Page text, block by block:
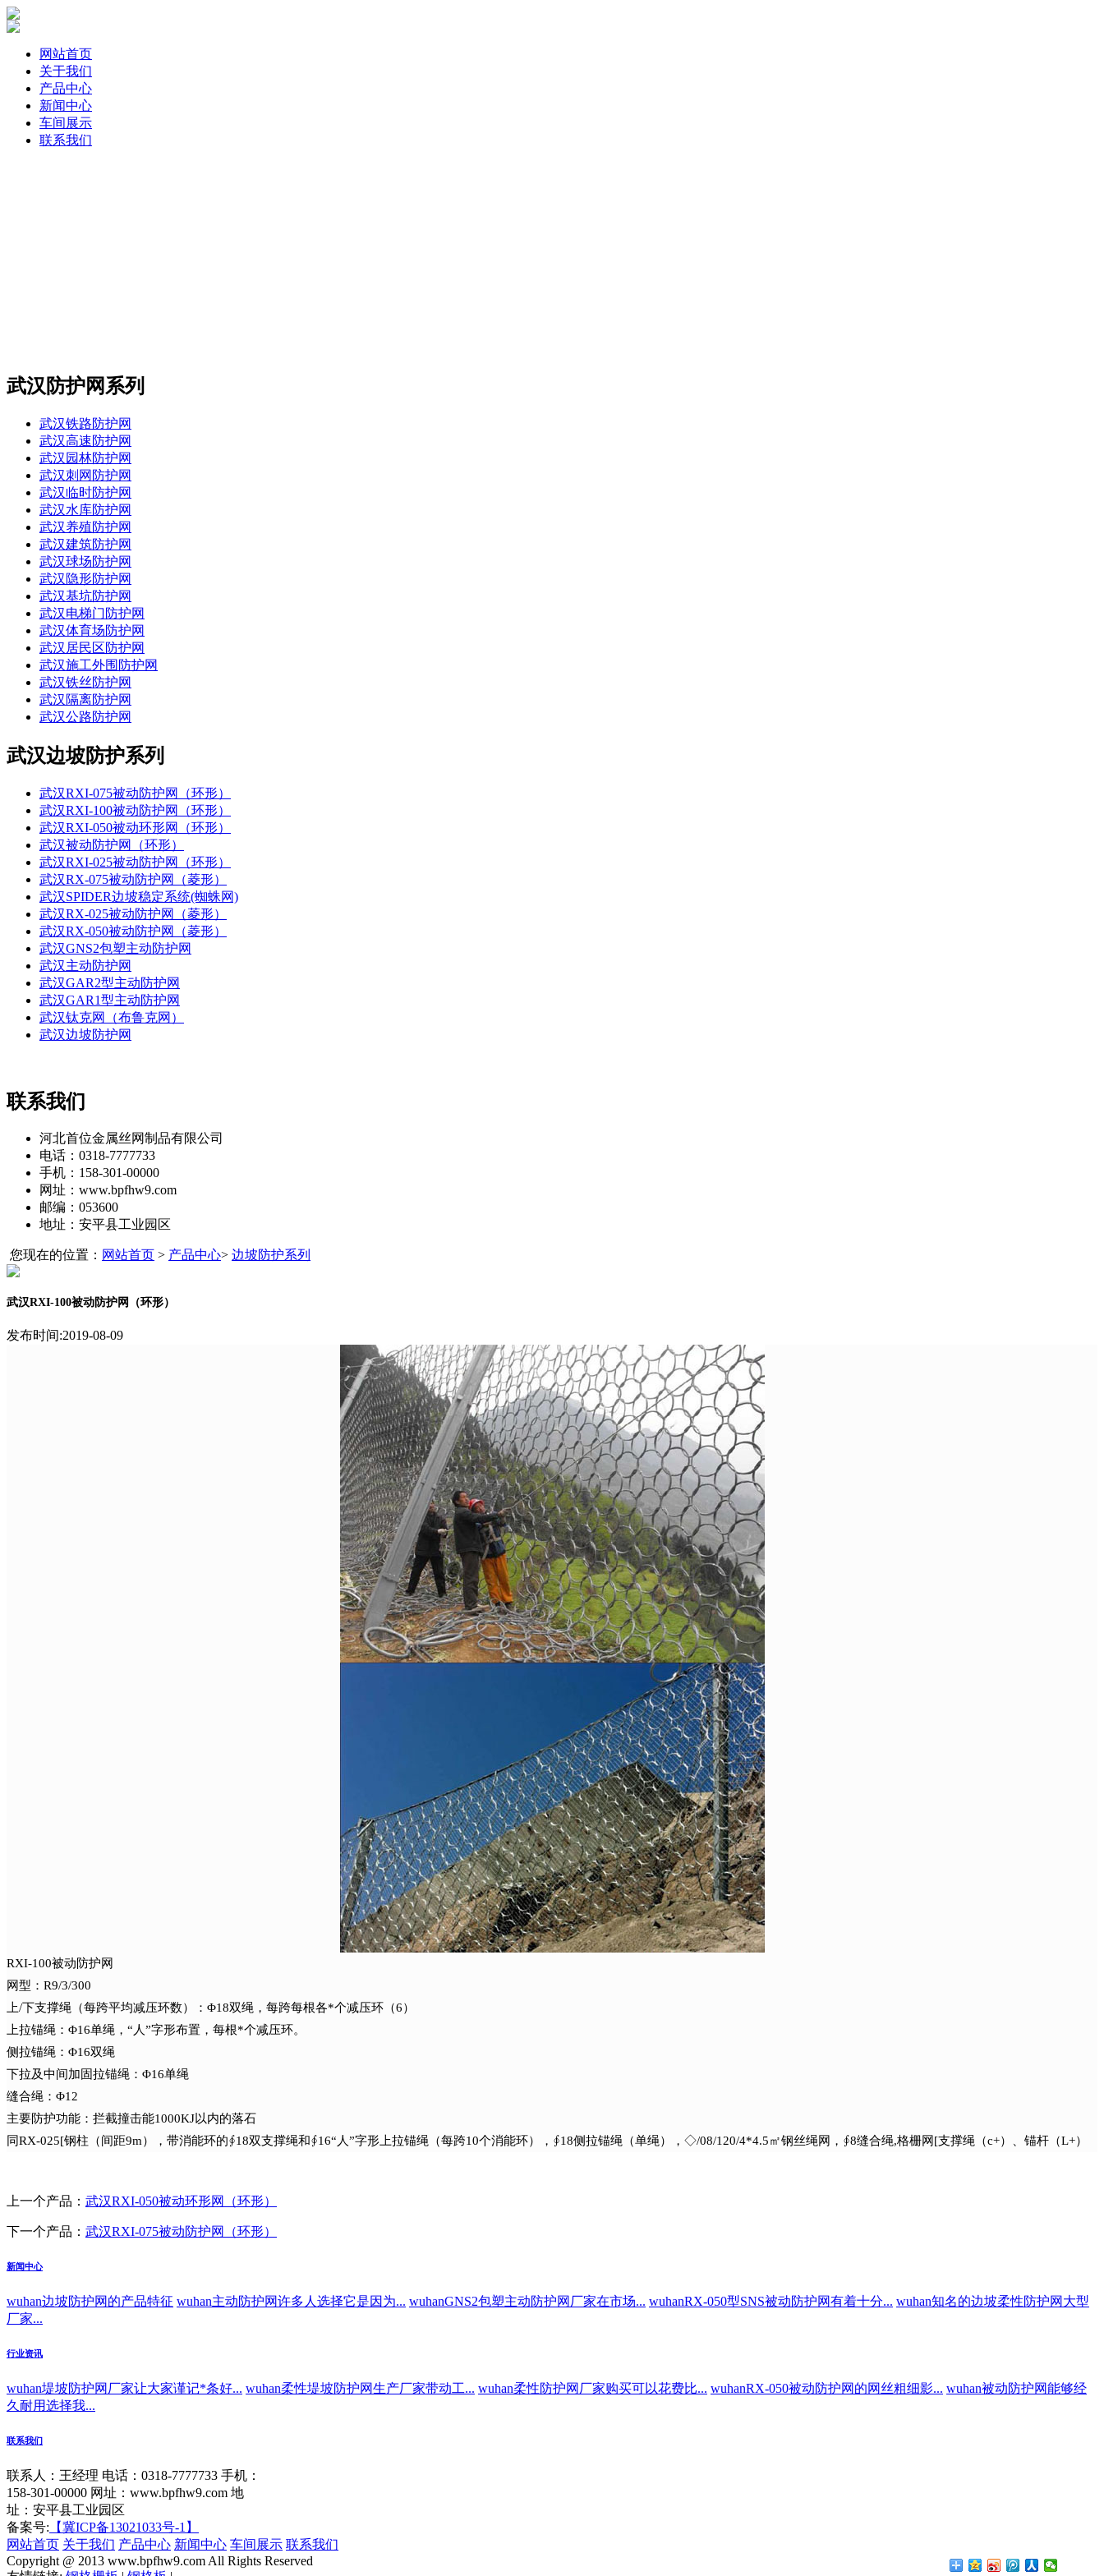
网站首页
关于我们
产品中心
新闻中心
车间展示
联系我们
武汉防护网系列
武汉铁路防护网
武汉高速防护网
武汉园林防护网
武汉刺网防护网
武汉临时防护网
武汉水库防护网
武汉养殖防护网
武汉建筑防护网
武汉球场防护网
武汉隐形防护网
武汉基坑防护网
武汉电梯门防护网
武汉体育场防护网
武汉居民区防护网
武汉施工外围防护网
武汉铁丝防护网
武汉隔离防护网
武汉公路防护网
武汉边坡防护系列
武汉RXI-075被动防护网（环形）
武汉RXI-100被动防护网（环形）
武汉RXI-050被动环形网（环形）
武汉被动防护网（环形）
武汉RXI-025被动防护网（环形）
武汉RX-075被动防护网（菱形）
武汉SPIDER边坡稳定系统(蜘蛛网)
武汉RX-025被动防护网（菱形）
武汉RX-050被动防护网（菱形）
武汉GNS2包塑主动防护网
武汉主动防护网
武汉GAR2型主动防护网
武汉GAR1型主动防护网
武汉钛克网（布鲁克网）
武汉边坡防护网
联系我们
河北首位金属丝网制品有限公司
电话：0318-7777733
手机：158-301-00000
网址：www.bpfhw9.com
邮编：053600
地址：安平县工业园区
您现在的位置： 网站首页 > 产品中心> 边坡防护系列
武汉RXI-100被动防护网（环形）
发布时间:2019-08-09
RXI-100被动防护网
网型：R9/3/300
上/下支撑绳（每跨平均减压环数）：Φ18双绳，每跨每根各*个减压环（6）
上拉锚绳：Φ16单绳，“人”字形布置，每根*个减压环。
侧拉锚绳：Φ16双绳
下拉及中间加固拉锚绳：Φ16单绳
缝合绳：Φ12
主要防护功能：拦截撞击能1000KJ以内的落石
同RX-025[钢柱（间距9m），带消能环的∮18双支撑绳和∮16“人”字形上拉锚绳（每跨10个消能环），∮18侧拉锚绳（单绳），◇/08/120/4*4.5㎡钢丝绳网，∮8缝合绳,格栅网[支撑绳（c+）、锚杆（L+）
上一个产品： 武汉RXI-050被动环形网（环形）
下一个产品： 武汉RXI-075被动防护网（环形）
新闻中心
wuhan边坡防护网的产品特征 wuhan主动防护网许多人选择它是因为... wuhanGNS2包塑主动防护网厂家在市场... wuhanRX-050型SNS被动防护网有着十分... wuhan知名的边坡柔性防护网大型
厂家...
行业资讯
wuhan堤坡防护网厂家让大家谨记*条好... wuhan柔性堤坡防护网生产厂家带动工... wuhan柔性防护网厂家购买可以花费比... wuhanRX-050被动防护网的网丝粗细影... wuhan被动防护网能够经
久耐用选择我...
联系我们
联系人：王经理 电话：0318-7777733 手机：
158-301-00000 网址：www.bpfhw9.com 地
址：安平县工业园区
备案号: 【冀ICP备13021033号-1】
网站首页 关于我们 产品中心 新闻中心 车间展示 联系我们
Copyright @ 2013 www.bpfhw9.com All Rights Reserved